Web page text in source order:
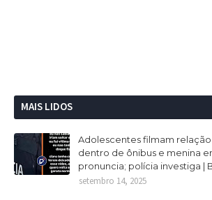
MAIS LIDOS
Adolescentes filmam
dentro de ônibus e menina
pronuncia; polícia investiga |
setembro 14, 2025